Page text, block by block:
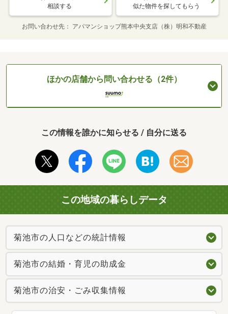
相談する 似た物件を探してもらう
お問い合わせ先 アパマンショップ熊本中央支店（株）明和不動産
ほかの店舗から問い合わせる（2件）
この情報を誰かに知らせる / 自分に送る
この地域の暮らしデータ
菊池市の人口などの統計情報
菊池市の結婚・育児の助成金
菊池市の治安・ごみ収集情報